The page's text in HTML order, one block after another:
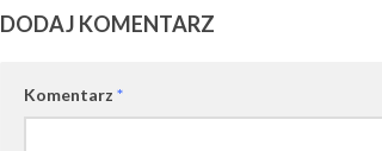
DODAJ KOMENTARZ
Komentarz *